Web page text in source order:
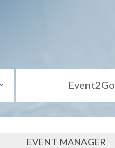
Event2Go
EVENT MANAGER